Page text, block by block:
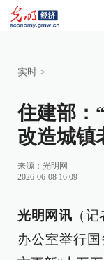
实时 >
住建部：
改造城镇
来源： 光明网
2026-06-08 16:09
光明网讯 （
办公室举行